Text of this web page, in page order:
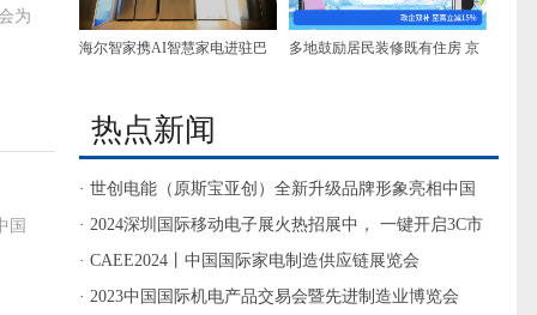
为
国
海尔智家携AI智慧家电进驻巴 多地鼓励居民装修既有住房 京
热点新闻
· 世创电能（原斯宝亚创）全新升级品牌形象亮相中国
家电及消费电子博览会
· 2024深圳国际移动电子展火热招展中， 一键开启3C市
场掘金之路
· CAEE2024丨中国国际家电制造供应链展览会
· 2023中国国际机电产品交易会暨先进制造业博览会